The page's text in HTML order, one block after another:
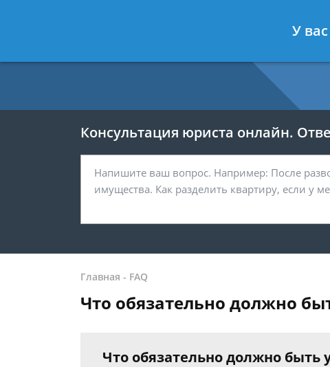
7 812 467-37-54
Консультация юриста онлайн.
Главная - FAQ
Что обязательно должно
Что обязательно должно быть
У